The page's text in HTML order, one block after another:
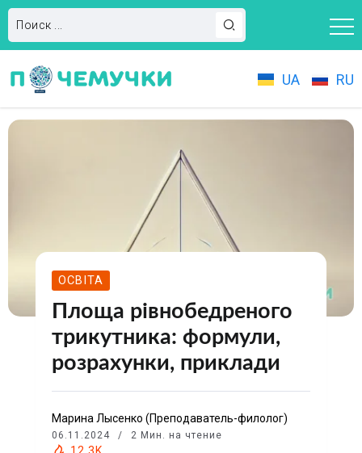
UA RU
ОСВІТА
Площа рівнобедреного
трикутника: формули,
розрахунки, приклади
Марина Лысенко (Преподаватель-филолог)
06.11.2024 2 Мин. на чтение